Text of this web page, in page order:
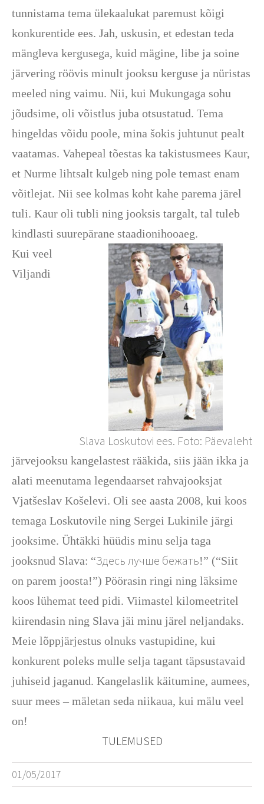
tunnistama tema ülekaalukat paremust kõigi
konkurentide ees. Jah, uskusin, et edestan teda
mängleva kergusega, kuid mägine, libe ja soine
järvering röövis minult jooksu kerguse ja nüristas
meeled ning vaimu. Nii, kui Mukungaga sohu
jõudsime, oli võistlus juba otsustatud. Tema
hingeldas võidu poole, mina šokis juhtunut pealt
vaatamas. Vahepeal tõestas ka takistusmees Kaur,
et Nurme lihtsalt kulgeb ning pole temast enam
võitlejat. Nii see kolmas koht kahe parema järel
tuli. Kaur oli tubli ning jooksis targalt, tal tuleb
kindlasti suurepärane staadionihooaeg.
Slava Loskutovi ees. Foto: Päevaleht
Kui veel
Viljandi
järvejooksu kangelastest rääkida, siis jään ikka ja
alati meenutama legendaarset rahvajooksjat
Vjatšeslav Košelevi. Oli see aasta 2008, kui koos
temaga Loskutovile ning Sergei Lukinile järgi
jooksime. Ühtäkki hüüdis minu selja taga
jooksnud Slava: “Здесь лучше бежать!” (“Siit
on parem joosta!”) Pöörasin ringi ning läksime
koos lühemat teed pidi. Viimastel kilomeetritel
kiirendasin ning Slava jäi minu järel neljandaks.
Meie lõppjärjestus olnuks vastupidine, kui
konkurent poleks mulle selja tagant täpsustavaid
juhiseid jaganud. Kangelaslik käitumine, aumees,
suur mees – mäletan seda niikaua, kui mälu veel
on!
TULEMUSED
01/05/2017